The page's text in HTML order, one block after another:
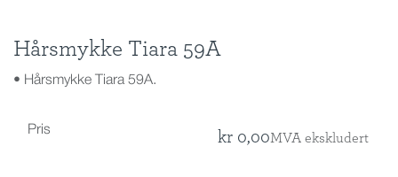
Hårsmykke Tiara 59A
• Hårsmykke Tiara 59A.
Pris kr 0,00MVA ekskludert